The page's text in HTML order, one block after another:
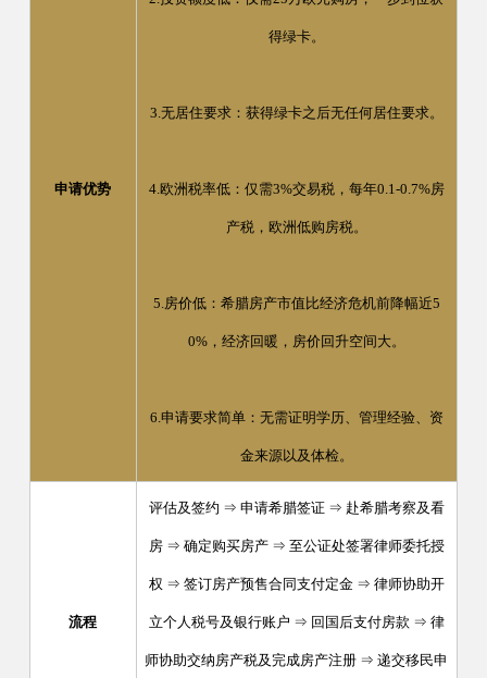
申请优势
得绿卡。
3.无居住要求：获得绿卡之后无任何居住要求。
4.欧洲税率低：仅需3%交易税，每年0.1-0.7%房
产税，欧洲低购房税。
5.房价低：希腊房产市值比经济危机前降幅近5
0%，经济回暖，房价回升空间大。
6.申请要求简单：无需证明学历、管理经验、资
金来源以及体检。
流程
评估及签约 ⇒ 申请希腊签证 ⇒ 赴希腊考察及看
房 ⇒ 确定购买房产 ⇒ 至公证处签署律师委托授
权 ⇒ 签订房产预售合同支付定金 ⇒ 律师协助开
立个人税号及银行账户 ⇒ 回国后支付房款 ⇒ 律
师协助交纳房产税及完成房产注册 ⇒ 递交移民申